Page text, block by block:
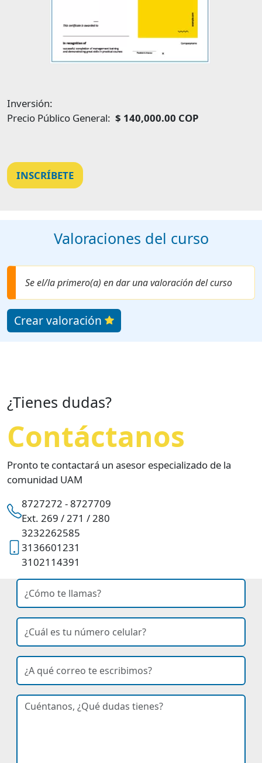
Inversión:
Precio Público General: $ 140,000.00 COP
INSCRÍBETE
Valoraciones del curso
Se el/la primero(a) en dar una valoración del curso
Crear valoración
¿Tienes dudas?
Contáctanos
Pronto te contactará un asesor especializado de la
comunidad UAM
8727272 - 8727709
Ext. 269 / 271 / 280
3232262585
3136601231
3102114391
nombre
Ingresa tu nombre
celular
Ingresa tu número de celular
correo
Ingresa tu correo electrónico
curso de interés
dudas